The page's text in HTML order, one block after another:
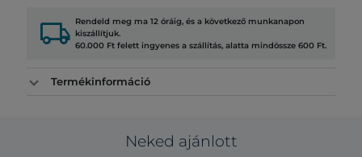
local_shipping Rendeld meg ma 12 óráig, és a következő munkanapon
kiszállítjuk.
60.000 Ft felett ingyenes a szállítás, alatta mindössze 600 Ft.
Termékinformáció
Neked ajánlott